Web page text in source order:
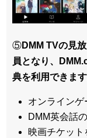
⑤DMM TVの見
員となり、
典を利用できます
オンラインゲ
DMM英会話
映画チケット